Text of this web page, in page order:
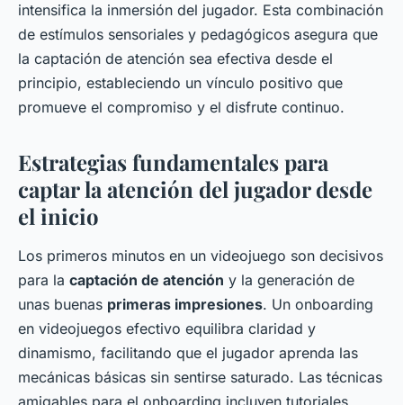
intensifica la inmersión del jugador. Esta combinación
de estímulos sensoriales y pedagógicos asegura que
la captación de atención sea efectiva desde el
principio, estableciendo un vínculo positivo que
promueve el compromiso y el disfrute continuo.
Estrategias fundamentales para
captar la atención del jugador desde
el inicio
Los primeros minutos en un videojuego son decisivos
para la captación de atención y la generación de
unas buenas primeras impresiones. Un onboarding
en videojuegos efectivo equilibra claridad y
dinamismo, facilitando que el jugador aprenda las
mecánicas básicas sin sentirse saturado. Las técnicas
amigables para el onboarding incluyen tutoriales